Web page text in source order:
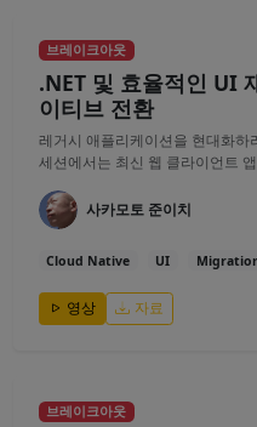
브레이크아웃
.NET 및 효율적인 UI
이티브 전환
레거시 애플리케이션을 현대화하
세션에서는 최신 웹 클라이언트
사카모토 준이치
Cloud Native UI
영상 자료
브레이크아웃